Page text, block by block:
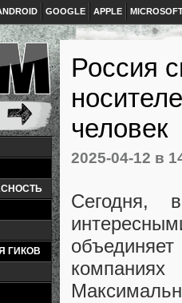
GOOGLE APPLE
ГИКОВ
Россия
человек
2025-04-12 в
Сегодня,